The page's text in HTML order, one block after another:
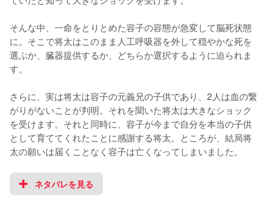
そんな中、一命をとりとめた容子の容態が急変して脳死状態
に。そこで将太はこのまま人工呼吸器を外して穏やかな死を
選ぶか、臓器提供するか、どちらか選択するように迫られま
す。
さらに、実は将太は容子の元義兄の子供であり、2人は血の繋
がりがないことが判明。それを聞いた将太は大きなショック
を受けます。それと同時に、容子が今まで自分を本当の子供
として育ててくれたことに感謝する将太。ところが、結局将
太の願いは届くことなく容子は亡くなってしまいました。
ネタバレを見る